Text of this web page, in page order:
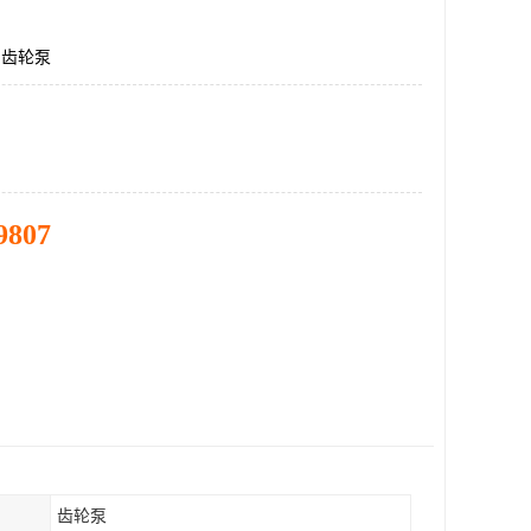
轮泵
齿轮泵